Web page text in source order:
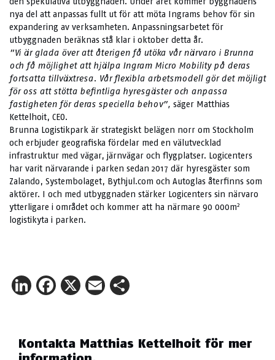
nya del att anpassas fullt ut för att möta Ingrams behov för sin
expandering av verksamheten. Anpassningsarbetet för
utbyggnaden beräknas stå klar i oktober detta år.
”Vi är glada över att återigen få utöka vår närvaro i Brunna
och få möjlighet att hjälpa Ingram Micro Mobility på deras
fortsatta tillväxtresa. Vår flexibla arbetsmodell gör det möjligt
för oss att stötta befintliga hyresgäster och anpassa
fastigheten för deras speciella behov”, säger Matthias
Kettelhoit, CEO.
Brunna Logistikpark är strategiskt belägen norr om Stockholm
och erbjuder geografiska fördelar med en välutvecklad
infrastruktur med vägar, järnvägar och flygplatser. Logicenters
har varit närvarande i parken sedan 2017 där hyresgäster som
Zalando, Systembolaget, Bythjul.com och Autoglas återfinns som
aktörer. I och med utbyggnaden stärker Logicenters sin närvaro
ytterligare i området och kommer att ha närmare 90 000m2
logistikyta i parken.
LinkedIn
Facebook
X Email
Kontakta Matthias Kettelhoit för mer